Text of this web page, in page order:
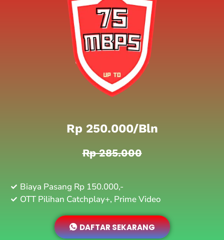
Rp 250.000/bln
Rp 285.000
Biaya Pasang Rp 150.000,-
OTT Pilihan Catchplay+, Prime Video
DAFTAR SEKARANG